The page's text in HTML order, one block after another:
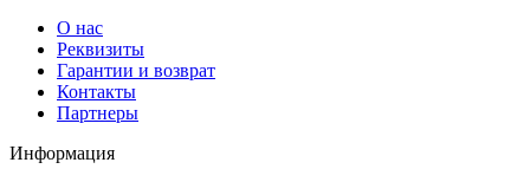
О нас
Реквизиты
Гарантии и возврат
Контакты
Партнеры
Информация